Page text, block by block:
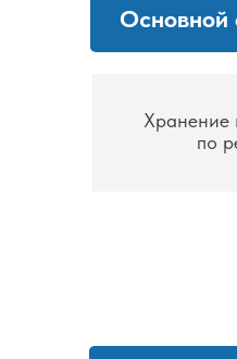
Хранение
по
Основной